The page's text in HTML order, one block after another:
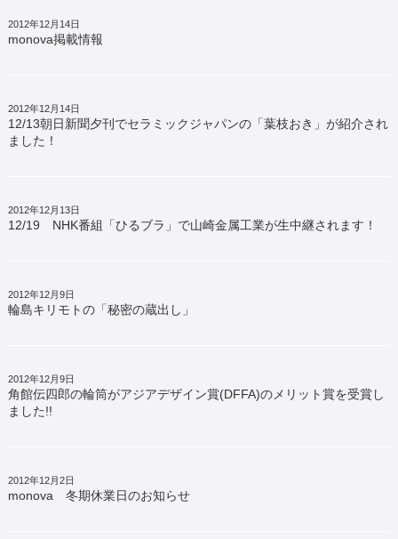
2012年12月14日
monova掲載情報
2012年12月14日
12/13朝日新聞夕刊でセラミックジャパンの「葉枝おき」が紹介され
ました！
2012年12月13日
12/19 NHK番組「ひるブラ」で山崎金属工業が生中継されます！
2012年12月9日
輪島キリモトの「秘密の蔵出し」
2012年12月9日
角館伝四郎の輪筒がアジアデザイン賞(DFFA)のメリット賞を受賞し
ました!!
2012年12月2日
monova 冬期休業日のお知らせ